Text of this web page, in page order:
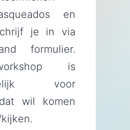
en
je in via
formulier.
is
voor
wil komen